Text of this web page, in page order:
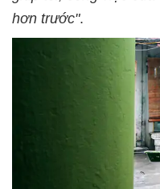
hơn trước".